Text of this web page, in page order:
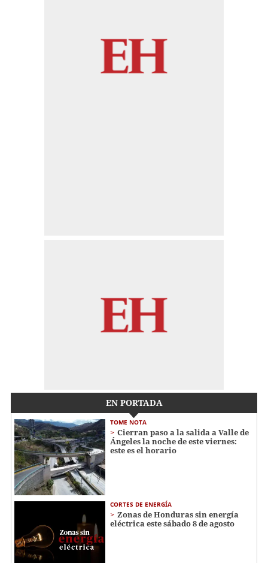
EN PORTADA
TOME NOTA
Cierran paso a la salida a Valle de
Ángeles la noche de este viernes:
este es el horario
CORTES DE ENERGÍA
Zonas de Honduras sin energía
eléctrica este sábado 8 de agosto